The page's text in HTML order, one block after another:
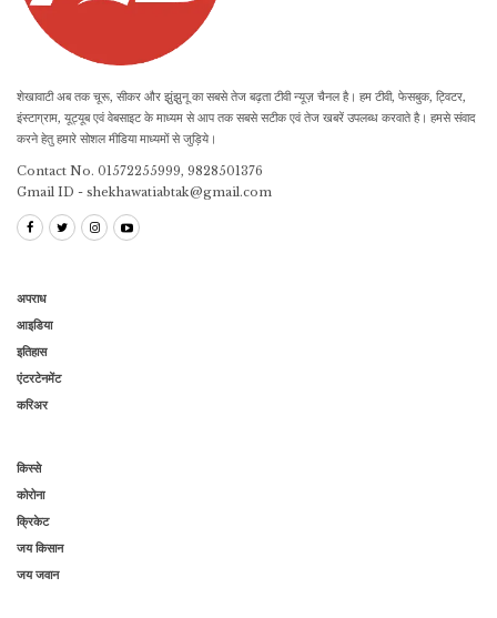
शेखावाटी अब तक चूरू, सीकर और झुंझुनू का सबसे तेज बढ़ता टीवी न्यूज़ चैनल है। हम टीवी, फेसबुक, ट्विटर,
इंस्टाग्राम, यूट्यूब एवं वेबसाइट के माध्यम से आप तक सबसे सटीक एवं तेज खबरें उपलब्ध करवाते है। हमसे संवाद
करने हेतु हमारे सोशल मीडिया माध्यमों से जुड़िये।
Contact No. 01572255999, 9828501376
Gmail ID - shekhawatiabtak@gmail.com
अपराध
आइडिया
इतिहास
एंटरटेनमेंट
करिअर
किस्से
कोरोना
क्रिकेट
जय किसान
जय जवान